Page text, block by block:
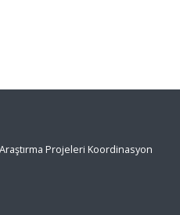
Projeleri Koordinasyon